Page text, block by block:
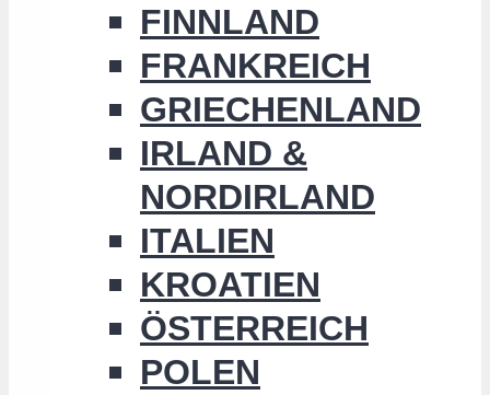
FINNLAND
FRANKREICH
GRIECHENLAND
IRLAND &
NORDIRLAND
ITALIEN
KROATIEN
ÖSTERREICH
POLEN